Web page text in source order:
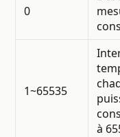
0
1~65535
à